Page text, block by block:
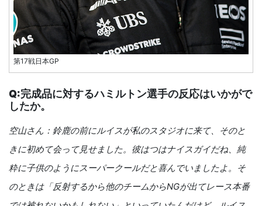
第17戦日本GP
Q:完成品に対するハミルトン選手の反応はいかがで
したか。
空山さん：鈴鹿の前にルイスが私のスタジオに来て、そのと
きに初めて会って見せました。彼はつはナイスガイだね、純
粋に子供のようにスーパークールだと喜んでいましたよ。そ
のときは「反射するから他のチームからNGが出てレース本番